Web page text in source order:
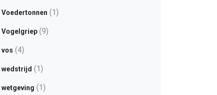
Voedertonnen (1)
Vogelgriep(9)
vos (4)
wedstrijd (1)
wetgeving (1)